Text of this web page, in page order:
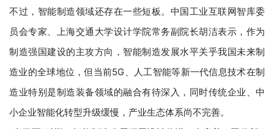
不过，智能制造领域还存在一些短板。中国工业互联网智库委
员会专家、上海交通大学设计学院常务副院长胡洁表示，作为
制造强国建设的主攻方向，智能制造发展水平关乎我国未来制
造业的全球地位，但当前5G、人工智能等新一代信息技术在制
造业特别是制造装备领域的融合有待深入，同时传统企业、中
小企业智能化转型升级缓慢，产业生态体系尚不完善。